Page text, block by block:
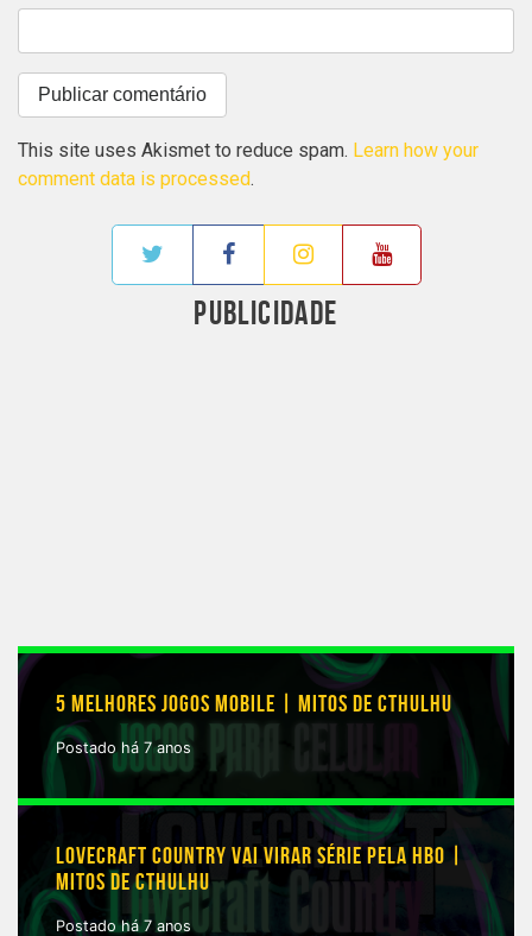
This site uses Akismet to reduce spam. Learn how your
comment data is processed.
PUBLICIDADE
5 MELHORES JOGOS MOBILE | MITOS DE CTHULHU
Postado há 7 anos
LOVECRAFT COUNTRY VAI VIRAR SÉRIE PELA HBO |
MITOS DE CTHULHU
Postado há 7 anos